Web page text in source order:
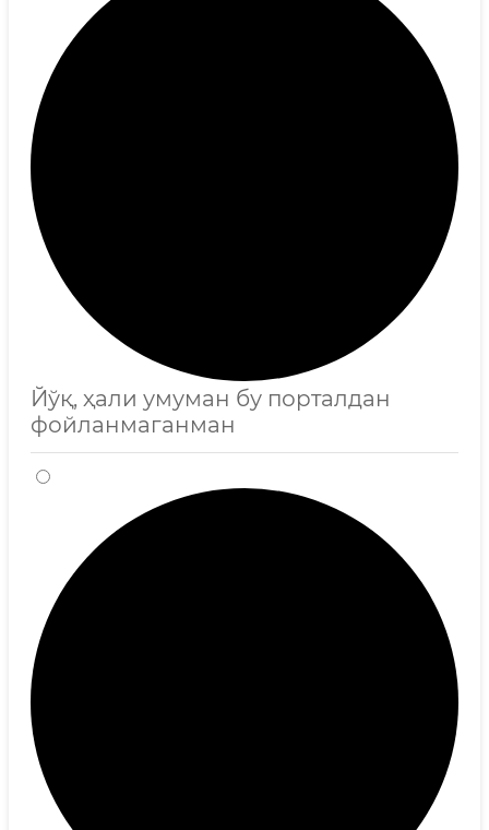
Йўқ, ҳали умуман бу порталдан
фойланмаганман